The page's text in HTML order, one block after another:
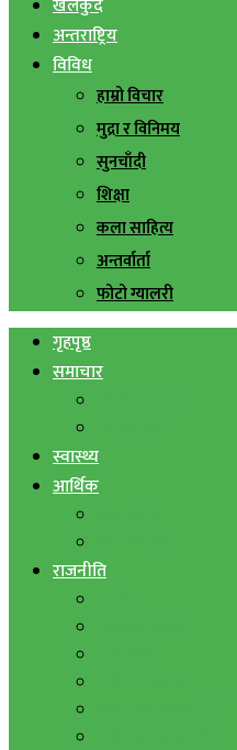
खेलकुद
अन्तराष्ट्रिय
विविध
हाम्रो विचार
मुद्रा र विनिमय
सुनचाँदी
शिक्षा
कला साहित्य
अन्तर्वार्ता
फोटो ग्यालरी
गृहपृष्ठ
समाचार
स्वास्थ्य
आर्थिक
राजनीति